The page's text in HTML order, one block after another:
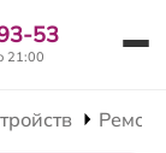
53
21:00